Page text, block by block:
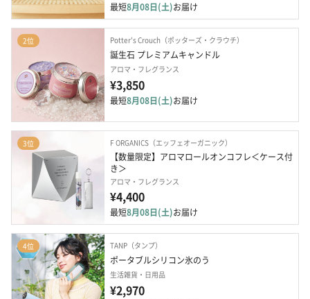
最短8月08日(土)お届け
2位 Potter's Crouch（ポッターズ・クラウチ）
誕生石 プレミアムキャンドル
アロマ・フレグランス
¥3,850
最短8月08日(土)お届け
3位 F ORGANICS（エッフェオーガニック）
【数量限定】アロマロールオンコフレ＜ケース付
き＞
アロマ・フレグランス
¥4,400
最短8月08日(土)お届け
4位 TANP（タンプ）
ポータブルシリコン氷のう
生活雑貨・日用品
¥2,970